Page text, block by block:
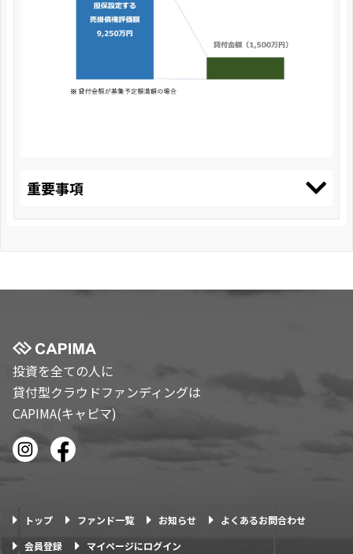
重要事項
投資を全ての人に
貸付型クラウドファンディングは
CAPIMA(キャピマ)
トップ ファンド一覧 お知らせ
よくあるお問合わせ
会員登録
マイページにログイン